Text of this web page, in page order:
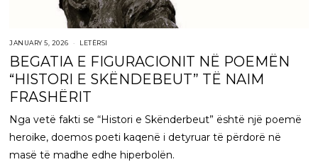
JANUARY 5, 2026 LETËRSI
BEGATIA E FIGURACIONIT NË POEMËN
“HISTORI E SKËNDEBEUT” TË NAIM
FRASHËRIT
Nga vetë fakti se “Histori e Skënderbeut” është një poemë
heroike, doemos poeti kaqenë i detyruar të përdorë në
masë të madhe edhe hiperbolën.